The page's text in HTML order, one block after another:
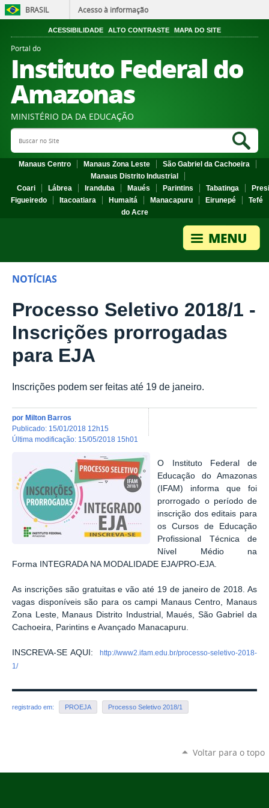
BRASIL Acesso à informação
ACESSIBILIDADE ALTO CONTRASTE MAPA DO SITE
Portal do
Instituto Federal do
Amazonas
MINISTÉRIO DA DA EDUCAÇÃO
Search Site
Manaus Centro Manaus Zona Leste
São Gabriel da Cachoeira
Manaus Distrito Industrial
Coari
Lábrea Iranduba Maués Parintins Tabatinga
Figueiredo
Itacoatiara Humaitá Manacapuru Eirunepé
Tefé
do Acre
NOTÍCIAS
Processo Seletivo 2018/1 -
Inscrições prorrogadas
para EJA
Inscrições podem ser feitas até 19 de janeiro.
por Milton Barros
publicado: 15/01/2018 12h15
última modificação: 15/05/2018 15h01
O Instituto Federal de
Educação do Amazonas
(IFAM) informa que foi
prorrogado o período de
inscrição dos editais para
os Cursos de Educação
Profissional Técnica de
Nível Médio na
Forma INTEGRADA NA MODALIDADE EJA/PRO-EJA.
As inscrições são gratuitas e vão até 19 de janeiro de 2018. As
vagas disponíveis são para os campi Manaus Centro, Manaus
Zona Leste, Manaus Distrito Industrial, Maués, São Gabriel da
Cachoeira, Parintins e Avançado Manacapuru.
INSCREVA-SE AQUI: http://www2.ifam.edu.br/processo-seletivo-2018-
1/
registrado em: PROEJA Processo Seletivo 2018/1
Voltar para o topo